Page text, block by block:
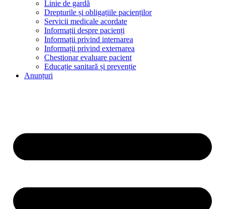
Linie de gardă
Drepturile și obligațiile pacienților
Servicii medicale acordate
Informații despre pacienți
Informații privind internarea
Informații privind externarea
Chestionar evaluare pacient
Educație sanitară și prevenție
Anunțuri